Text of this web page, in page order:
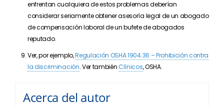
enfrentan cualquiera de estos problemas deberían
considerar seriamente obtener asesoría legal de un abogado
de compensación laboral de un bufete de abogados
reputado.
Ver, por ejemplo,Regulación OSHA 1904.36 – Prohibición contra
la discriminación. Ver también Clínicos, OSHA.
Acerca del autor